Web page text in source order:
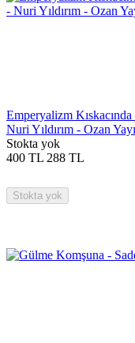
Emperyalizm
Nuri Yıldırım - Ozan
Stokta yok
400 TL 288 TL
Stokta yok